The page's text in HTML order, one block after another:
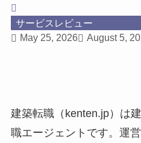
サービスレビュー
May 25, 2026
August 5,
建築転職（kenten.jp）は
職エージェントです。運